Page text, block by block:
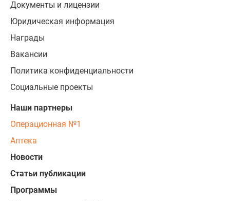
Документы и лицензии
Юридическая информация
Награды
Вакансии
Политика конфиденциальности
Социальные проекты
Наши партнеры
Операционная №1
Аптека
Новости
Статьи публикации
Программы